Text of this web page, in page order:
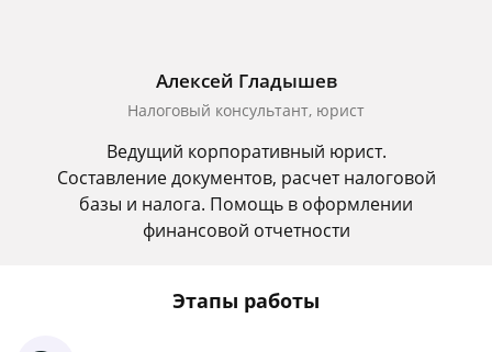
Алексей Гладышев
Налоговый консультант, юрист
Ведущий корпоративный юрист.
Составление документов, расчет налоговой
базы и налога. Помощь в оформлении
финансовой отчетности
Этапы работы